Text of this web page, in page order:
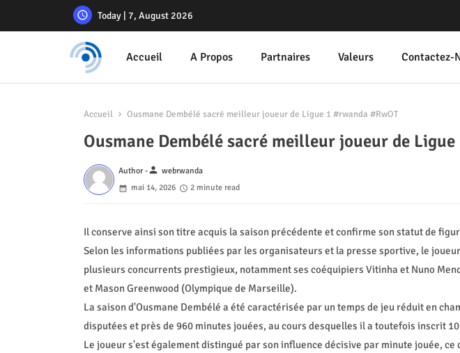
Today | 7, August 2026
Accueil A Propos Partnaires Valeurs Contactez-
Accueil Ousmane Dembélé sacré meilleur joueur de Ligue 1 #rwanda #RwOT
Ousmane Dembélé sacré meilleur joueur de
Author -person webrwanda
mai 14, 2026
2 minute read
Il conserve ainsi son titre acquis la saison précédente et confirme son statut de
Selon les informations publiées par les organisateurs et la presse sportive, le
plusieurs concurrents prestigieux, notamment ses coéquipiers Vitinha et Nuno
et Mason Greenwood (Olympique de Marseille).
La saison d'Ousmane Dembélé a été caractérisée par un temps de jeu réduit en
disputées et près de 960 minutes jouées, au cours desquelles il a toutefois inscrit
Le joueur s'est également distingué par son influence décisive par minute jouée, ce